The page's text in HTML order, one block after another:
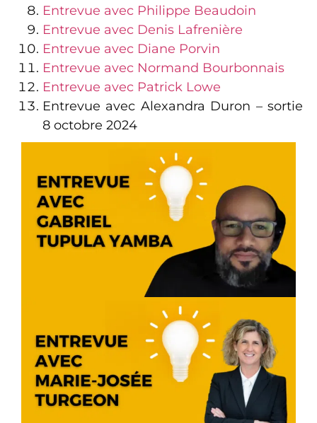
Entrevue avec Philippe Beaudoin
Entrevue avec Denis Lafrenière
Entrevue avec Diane Porvin
Entrevue avec Normand Bourbonnais
Entrevue avec Patrick Lowe
Entrevue avec Alexandra Duron – sortie
8 octobre 2024